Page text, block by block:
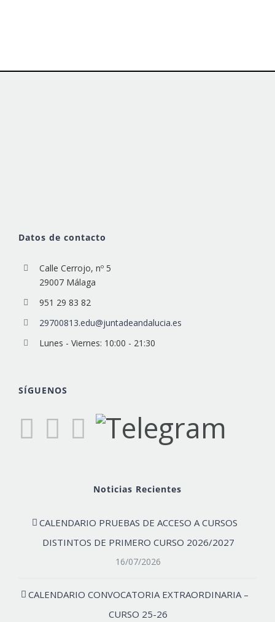
Datos de contacto
Calle Cerrojo, nº 5
29007 Málaga
951 29 83 82
29700813.edu@juntadeandalucia.es
Lunes - Viernes: 10:00 - 21:30
SÍGUENOS
Noticias Recientes
CALENDARIO PRUEBAS DE ACCESO A CURSOS
DISTINTOS DE PRIMERO CURSO 2026/2027
16/07/2026
CALENDARIO CONVOCATORIA EXTRAORDINARIA –
CURSO 25-26